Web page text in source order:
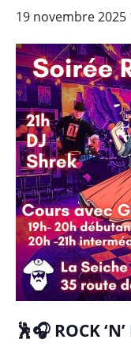
19 novembre 2025
🕺🎧 ROCK